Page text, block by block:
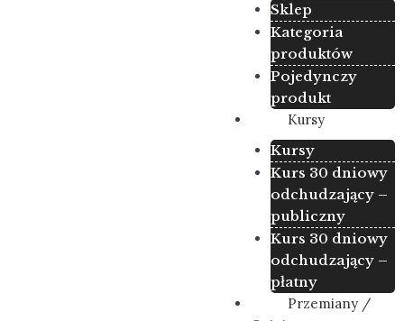
Sklep
Kategoria
produktów
Pojedynczy
produkt
Kursy
Kursy
Kurs 30 dniowy
odchudzający –
publiczny
Kurs 30 dniowy
odchudzający –
płatny
Przemiany /